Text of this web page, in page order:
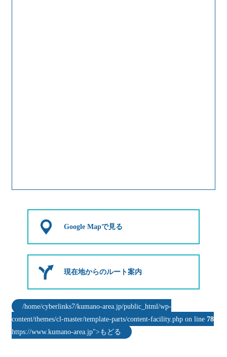
Google Mapで見る
現在地からのルート案内
/home/cyberlinks7/kumano-area.jp/public_html/wp-
content/themes/cl-master/template-parts/content-facility.php on line 78
https://www.kumano-area.jp">もどる